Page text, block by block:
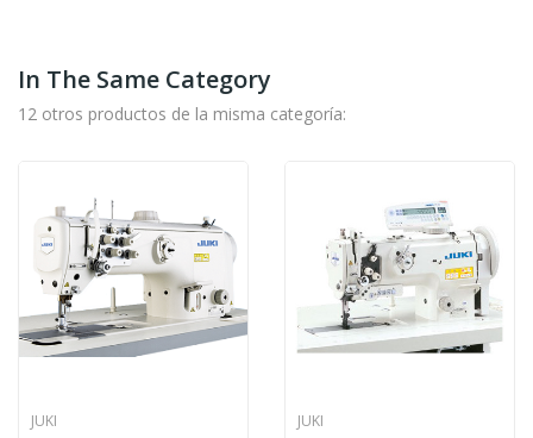
In The Same Category
12 otros productos de la misma categoría:
JUKI JUKI